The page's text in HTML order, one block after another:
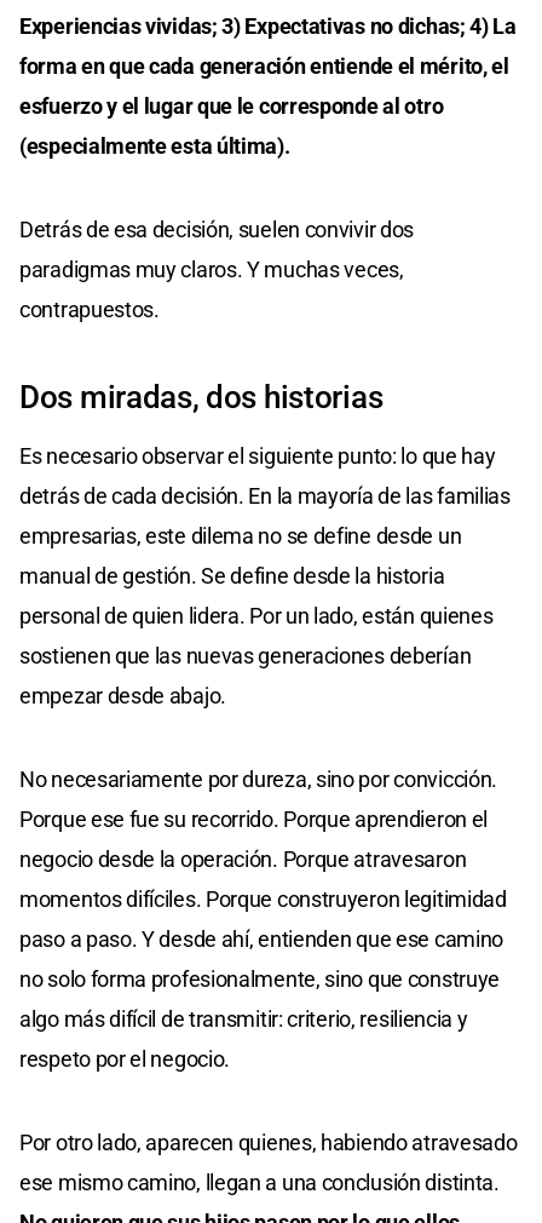
Experiencias vividas; 3) Expectativas no dichas; 4) La
forma en que cada generación entiende el mérito, el
esfuerzo y el lugar que le corresponde al otro
(especialmente esta última).
Detrás de esa decisión, suelen convivir dos
paradigmas muy claros. Y muchas veces,
contrapuestos.
Dos miradas, dos historias
Es necesario observar el siguiente punto: lo que hay
detrás de cada decisión. En la mayoría de las familias
empresarias, este dilema no se define desde un
manual de gestión. Se define desde la historia
personal de quien lidera. Por un lado, están quienes
sostienen que las nuevas generaciones deberían
empezar desde abajo.
No necesariamente por dureza, sino por convicción.
Porque ese fue su recorrido. Porque aprendieron el
negocio desde la operación. Porque atravesaron
momentos difíciles. Porque construyeron legitimidad
paso a paso. Y desde ahí, entienden que ese camino
no solo forma profesionalmente, sino que construye
algo más difícil de transmitir: criterio, resiliencia y
respeto por el negocio.
Por otro lado, aparecen quienes, habiendo atravesado
ese mismo camino, llegan a una conclusión distinta.